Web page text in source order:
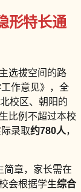
形特长通
选拔空间的路
作意见》，全
校区、朝阳的
比例不超过本校
录取约780人，
简章，家长需在
会根据学生综合